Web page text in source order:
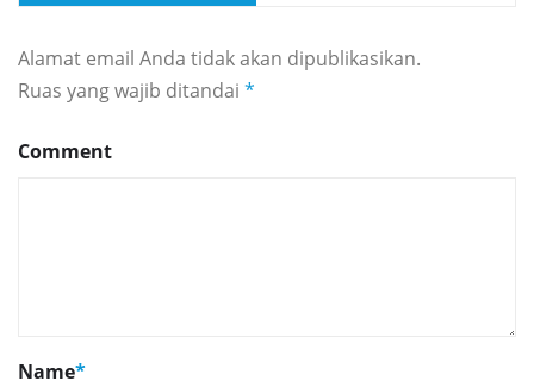
Alamat email Anda tidak akan dipublikasikan.
Ruas yang wajib ditandai *
Comment
Name*